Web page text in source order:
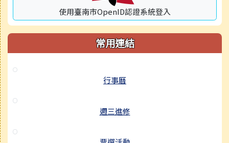
使用臺南市OpenID認證系統登入
常用連結
行事曆
週三進修